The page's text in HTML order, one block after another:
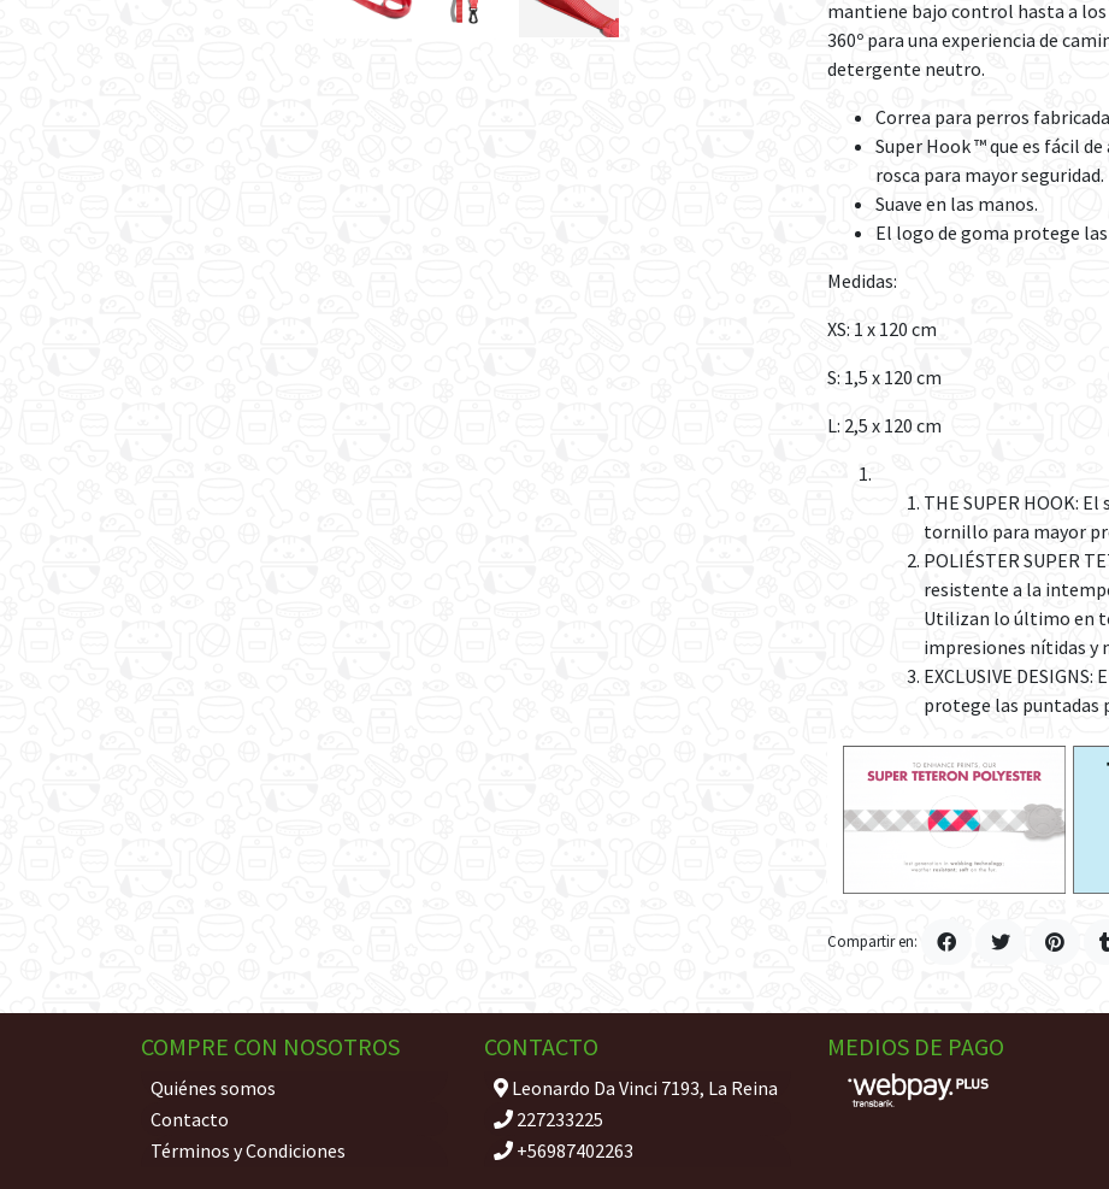
mantiene bajo control hasta a los
360º para una experiencia de
detergente neutro.
Correa para perros
Super Hook ™ que es fácil
rosca para mayor seguridad.
Suave en las manos.
El logo de goma protege
Medidas:
XS: 1 x 120 cm
S: 1,5 x 120 cm
L: 2,5 x 120 cm
THE SUPER HOOK:
tornillo para mayor
POLIÉSTER SUPER
resistente a la
Utilizan lo último en
impresiones nítidas y
EXCLUSIVE
protege las puntadas
Compartir en:
COMPRE CON NOSOTROS
Quiénes somos
Contacto
Términos y Condiciones
CONTACTO
Leonardo Da Vinci 7193, La Reina
227233225
+56987402263
MEDIOS DE PAGO